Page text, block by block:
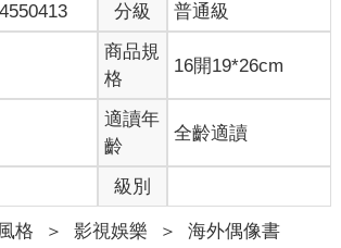
分級 普通級
商品規
格
16開19*26cm
適讀年
齡
全齡適讀
級別
格 ＞ 影視娛樂 ＞ 海外偶像書